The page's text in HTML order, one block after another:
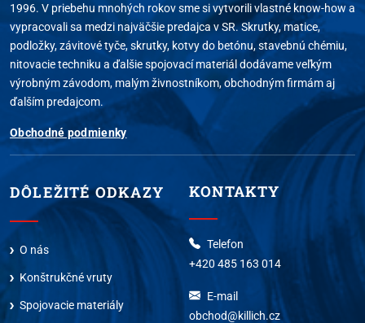
1996. V priebehu mnohých rokov sme si vytvorili vlastné know-how a
vypracovali sa medzi najväčšie predajca v SR. Skrutky, matice,
podložky, závitové tyče, skrutky, kotvy do betónu, stavebnú chémiu,
nitovacie techniku a ďalšie spojovací materiál dodávame veľkým
výrobným závodom, malým živnostníkom, obchodným firmám aj
ďalším predajcom.
Obchodné podmienky
DÔLEŽITÉ ODKAZY
O nás
Konštrukčné vruty
Spojovacie materiály
KONTAKTY
Telefon
+420 485 163 014
E-mail
obchod@killich.cz